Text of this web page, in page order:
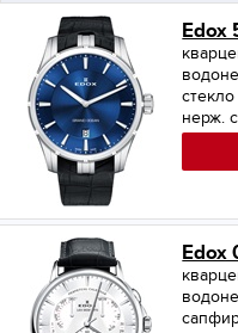
Edox
нерж.
Edox